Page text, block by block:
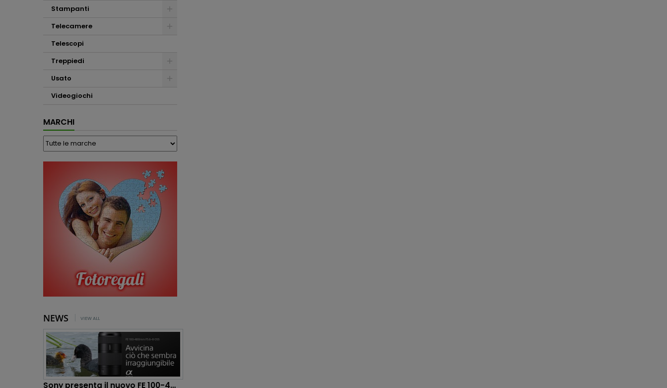
Stampanti
Telecamere
Telescopi
Treppiedi
Usato
Videogiochi
MARCHI
NEWS VIEW ALL
Sony presenta il nuovo FE 100-400mm F5.6-8 OSS:...